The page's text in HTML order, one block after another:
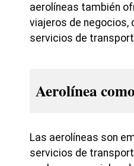
aerolíneas también
viajeros de negocios,
servicios de
Aerolínea
Las aerolíneas son
servicios de